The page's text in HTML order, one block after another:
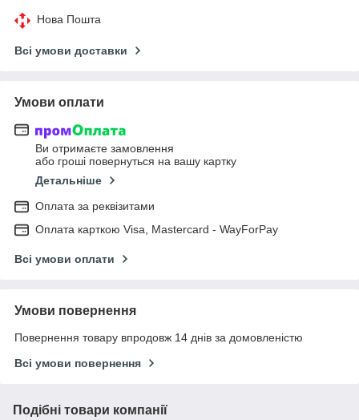
Нова Пошта
Всі умови доставки
Умови оплати
Ви отримаєте замовлення
або гроші повернуться на вашу картку
Детальніше
Оплата за реквізитами
Оплата карткою Visa, Mastercard - WayForPay
Всі умови оплати
Умови повернення
Повернення товару впродовж 14 днів за домовленістю
Всі умови повернення
Подібні товари компанії